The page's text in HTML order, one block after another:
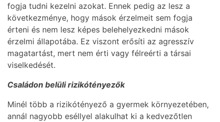
fogja tudni kezelni azokat. Ennek pedig az lesz a
következménye, hogy mások érzelmeit sem fogja
érteni és nem lesz képes belehelyezkedni mások
érzelmi állapotába. Ez viszont erősíti az agresszív
magatartást, mert nem érti vagy félreérti a társai
viselkedését.
Családon belüli rizikótényezők
Minél több a rizikótényező a gyermek környezetében,
annál nagyobb eséllyel alakulhat ki a kedvezőtlen